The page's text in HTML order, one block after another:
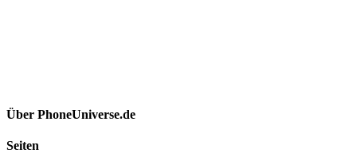
Über PhoneUniverse.de
Seiten